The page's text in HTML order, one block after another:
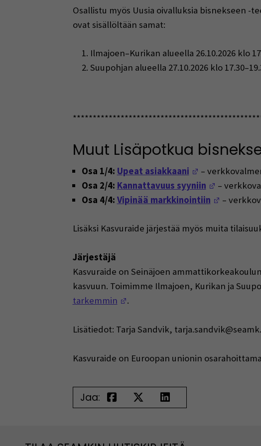
Osallistu myös Uusia oivalluksia bisnekseen -
ovat sisällöltään samat:
Ilmajoen–Kurikan alueella 26.10.2026 klo
2. Suupohjan alueella 27.10.2026 klo
Muut Lisäpotkua
Osa 1/4: Upeat asiakkaani (Opens in a
–
Osa 2/4: Kannattavuus syyniin (Opens in
–
Osa 4/4: Vipinää markkinointiin (Opens
–
Lisäksi Kasvuraide järjestää myös muita
Järjestäjä
Kasvuraide on Seinäjoen
kasvuun. Toimimme Ilmajoen, Kurikan ja
tarkemmin
(Opens in a new window)
.
Lisätiedot: Tarja Sandvik,
Kasvuraide on Euroopan unionin
Jaa: